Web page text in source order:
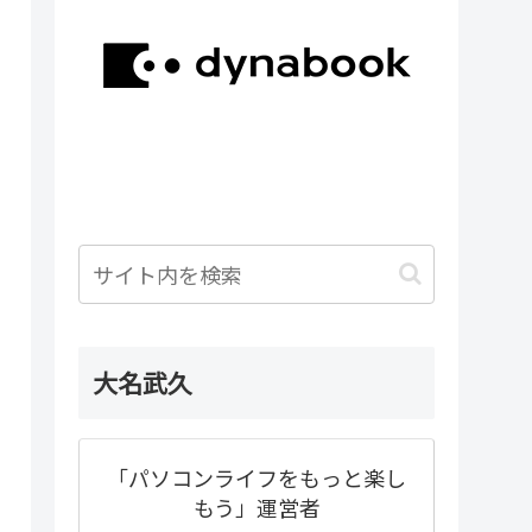
大名武久
「パソコンライフをもっと楽し
もう」運営者